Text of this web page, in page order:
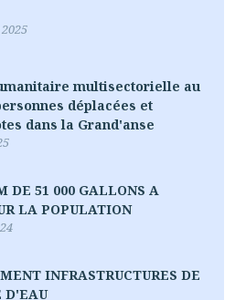
multisectorielle au
déplacées et
dans la Grand'anse
DE 51 000 GALLONS A
LA POPULATION
INFRASTRUCTURES DE
D'EAU